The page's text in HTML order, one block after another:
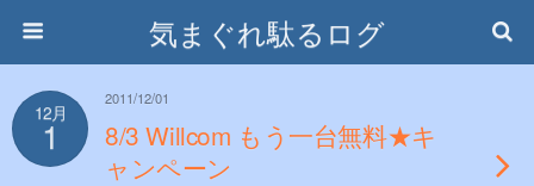
気まぐれ駄るログ
12月
1
2011/12/01
8/3 Willcom もう一台無料★キ
ャンペーン